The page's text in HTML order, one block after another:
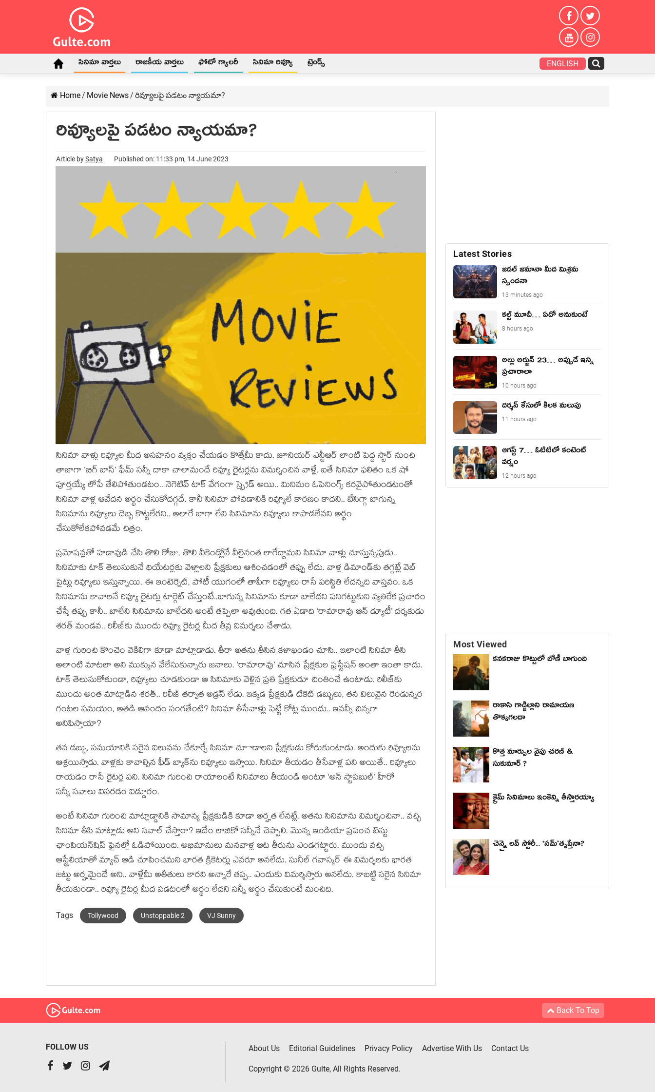
సినిమా వార్తలు రాజకీయ వార్తలు ఫోటో గ్యాలరీ సినిమా రివ్యూ ట్రెండ్స్ ENGLISH
Home/ Movie News/ రివ్యూలపై పడటం న్యాయమా?
రివ్యూలపై పడటం న్యాయమా?
Article bySatya Published on: 11:33 pm, 14 June 2023
సినిమా వాళ్లు రివ్యూల మీద అసహనం వ్యక్తం చేయడం కొత్తేమీ కాదు. జూనియర్ ఎన్టీఆర్ లాంటి పెద్ద స్టార్ నుంచి
తాజాగా ‘బిగ్ బాస్’ ఫేమ్ సన్నీ దాకా చాలామందే రివ్యూ రైటర్లను విమర్శించిన వాళ్లే. ఐతే సినిమా ఫలితం ఒక షో
పూర్తయ్యే లోపే తేలిపోతుండటం.. నెగెటివ్ టాక్ వేగంగా స్ప్రెడ్ అయి.. మినిమం ఓపెనింగ్స్ కరవైపోతుండటంతో
సినిమా వాళ్ల ఆవేదన అర్థం చేసుకోదగ్గదే. కానీ సినిమా పోవడానికి రివ్యూలే కారణం కాదని.. బేసిగ్గా బాగున్న
సినిమాను రివ్యూలు దెబ్బ కొట్టలేరని.. అలాగే బాగా లేని సినిమాను రివ్యూలు కాపాడలేవని అర్థం
చేసుకోలేకపోవడమే చిత్రం.
ప్రమోషన్లతో హడావుడి చేసి తొలి రోజు, తొలి వీకెండ్లోనే వీలైనంత లాగేద్దామని సినిమా వాళ్లు చూస్తున్నపుడు..
సినిమాకు టాక్ తెలుసుకునే థియేటర్లకు వెళ్లాలని ప్రేక్షకులు ఆశించడంలో తప్పు లేదు. వాళ్ల డిమాండ్‌కు తగ్గట్లే వెబ్
సైట్లు రివ్యూలు ఇస్తున్నాయి. ఈ ఇంటెర్నెట్, పోటీ యుగంలో తాపీగా రివ్యూలు రాసే పరిస్థితి లేదన్నది వాస్తవం. ఒక
సినిమాను కావాలనే రివ్యూ రైటర్లు టార్గెట్ చేస్తుంటే..బాగున్న సినిమాను కూడా బాలేదని పనిగట్టుకుని వ్యతిరేక ప్రచారం
చేస్తే తప్పు కానీ.. బాలేని సినిమాను బాలేదని అంటే తప్పెలా అవుతుంది. గత ఏడాది ‘రామారావు ఆన్ డ్యూటీ’ దర్శకుడు
శరత్ మండవ.. రిలీజ్‌కు ముందు రివ్యూ రైటర్ల మీద తీవ్ర విమర్శలు చేశాడు.
వాళ్ల గురించి కొంచెం వెకిలిగా కూడా మాట్లాడాడు. తీరా అతను తీసిన కళాఖండం చూసి.. ఇలాంటి సినిమా తీసి
అలాంటి మాటలా అని ముక్కున వేలేసుకున్నారు జనాలు. ‘రామారావు’ చూసిన ప్రేక్షకుల ఫ్రస్టేషన్ అంతా ఇంతా కాదు.
టాక్ తెలుసుకోకుండా, రివ్యూలు చూడకుండా ఆ సినిమాకు వెళ్లిన ప్రతి ప్రేక్షకుడూ చింతించే ఉంటాడు. రిలీజ్‌కు
ముందు అంత మాట్లాడిన శరత్.. రిలీజ్ తర్వాత అడ్రస్ లేడు. ఇక్కడ ప్రేక్షకుడి టికెట్ డబ్బులు, తన విలువైన రెండున్నర
గంటల సమయం, అతడి ఆనందం సంగతేంటి? సినిమా తీసేవాళ్లు పెట్టే కోట్ల ముందు.. ఇవన్నీ చిన్నగా
అనిపిస్తాయా?
తన డబ్బు, సమయానికి సరైన విలువను చేకూర్చే సినిమా చూాడాలని ప్రేక్షకుడు కోరుకుంటాడు. అందుకు రివ్యూలను
ఆశ్రయిస్తాడు. వాళ్లకు కావాల్సిన ఫీడ్ బ్యాక్‌ను రివ్యూలు ఇస్తాయి. సినిమా తీయడం తీసేవాళ్ల పని అయితే.. రివ్యూలు
రాయడం రాసే రైటర్ల పని. సినిమా గురించి రాయాలంటే సినిమాలు తీయండి అంటూ ‘అన్ స్టాపబుల్’ హీరో
సన్నీ సవాలు విసరడం విడ్డూరం.
అంటే సినిమా గురించి మాట్లాడ్డానికి సామాన్య ప్రేక్షకుడికి కూడా అర్హత లేనట్లే. అతను సినిమాను విమర్శించినా.. వచ్చి
సినిమా తీసి మాట్లాడు అని సవాల్ చేస్తారా? ఇదేం లాజికో సన్నీనే చెప్పాలి. మొన్న ఇండియా ప్రపంచ టెస్టు
ఛాంపియన్‌షిప్ ఫైనల్లో ఓడిపోయింది. అభిమానులు మనవాళ్ల ఆట తీరును ఎండగట్టారు. ముందు వచ్చి
ఆస్ట్రేలియాతో మ్యాచ్ ఆడి చూపించమని భారత క్రికెటర్లు ఎవరూ అనలేదు. సునీల్ గవాస్కర్ ఈ విమర్శలకు భారత
జట్టు అర్హమైందే అని.. వాళ్లేమీ అతీతులు కారని అన్నారే తప్ప.. ఎందుకు విమర్శిస్తారు అనలేదు. కాబట్టి సరైన సినిమా
తీయకుండా.. రివ్యూ రైటర్ల మీద పడటంలో అర్థం లేదని సన్నీ అర్థం చేసుకుంటే మంచిది.
Tags Tollywood Unstoppable 2 VJ Sunny
Latest Stories
జడల్ జమానా మీద మిశ్రమ
స్పందనా
13 minutes ago
కల్ట్ మూవీ… ఏదో అనుకుంటే
8 hours ago
అల్లు అర్జున్ 23… అప్పుడే ఇన్ని
ప్రచారాలా
10 hours ago
దర్శన్ కేసులో కీలక మలుపు
11 hours ago
ఆగస్ట్ 7… ఓటిటిలో కంటెంట్
వర్షం
12 hours ago
Most Viewed
కనకరాజు కొట్టులో బోణీ బాగుంది
రాకాసి గాడ్జిల్లాని రామాయణ
తొక్కగలదా
కొత్త మార్పుల వైపు చరణ్ &
సుకుమార్ ?
క్రైమ్ సినిమాలు ఇంకెన్ని తీస్తారయ్యా
చెన్నై లవ్ స్టోరీ... ‘సమ్’తృప్తేనా?
Back To Top
FOLLOW US About Us Editorial Guidelines Privacy Policy Advertise With Us Contact Us
Copyright © 2026 Gulte, All Rights Reserved.